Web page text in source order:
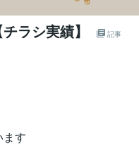
ラシ実績】 記事
す